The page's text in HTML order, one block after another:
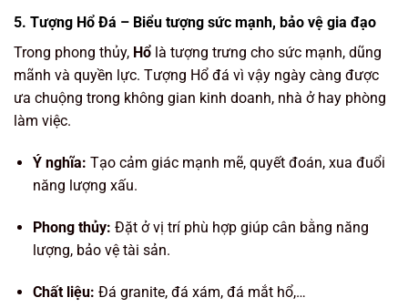
5. Tượng Hổ Đá – Biểu tượng sức mạnh, bảo vệ gia đạo
Trong phong thủy, Hổ là tượng trưng cho sức mạnh, dũng
mãnh và quyền lực. Tượng Hổ đá vì vậy ngày càng được
ưa chuộng trong không gian kinh doanh, nhà ở hay phòng
làm việc.
Ý nghĩa: Tạo cảm giác mạnh mẽ, quyết đoán, xua đuổi
năng lượng xấu.
Phong thủy: Đặt ở vị trí phù hợp giúp cân bằng năng
lượng, bảo vệ tài sản.
Chất liệu: Đá granite, đá xám, đá mắt hổ,…